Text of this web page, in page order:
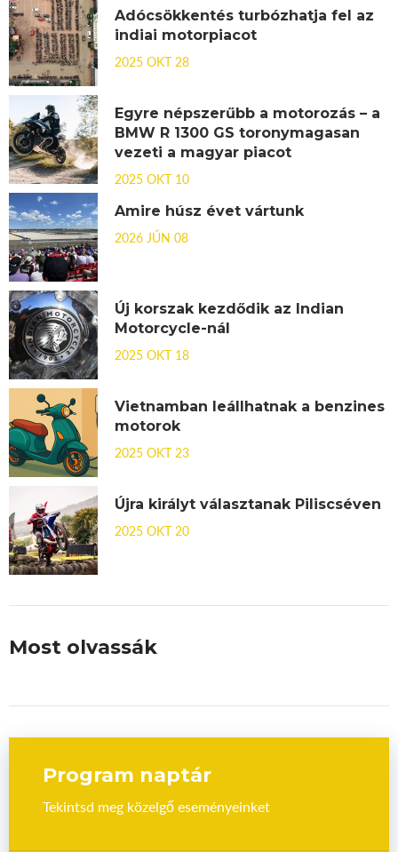
Adócsökkentés turbózhatja fel az
indiai motorpiacot
2025 OKT 28
Egyre népszerűbb a motorozás – a
BMW R 1300 GS toronymagasan
vezeti a magyar piacot
2025 OKT 10
Amire húsz évet vártunk
2026 JÚN 08
Új korszak kezdődik az Indian
Motorcycle-nál
2025 OKT 18
Vietnamban leállhatnak a benzines
motorok
2025 OKT 23
Újra királyt választanak Piliscséven
2025 OKT 20
Most olvassák
Program naptár
Tekintsd meg közelgő eseményeinket